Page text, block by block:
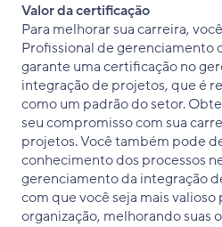
Valor da certificação
Para melhorar sua carreira,
Profissional de gerenciamento
garante uma certificação no
integração de projetos, que é
como um padrão do setor.
seu compromisso com sua
projetos. Você também pode
conhecimento dos processos
gerenciamento da integração
com que você seja mais
organização, melhorando suas